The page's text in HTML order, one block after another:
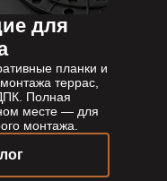
для
планки и
террас,
Полная
месте — для
монтажа.